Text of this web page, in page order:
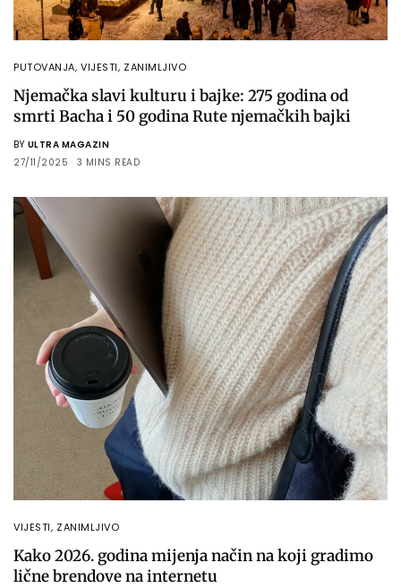
PUTOVANJA,VIJESTI, ZANIMLJIVO
Njemačka slavi kulturu i bajke: 275 godina od
smrti Bacha i 50 godina Rute njemačkih bajki
BY ULTRA MAGAZIN
27/11/2025
3 MINS READ
VIJESTI, ZANIMLJIVO
Kako 2026. godina mijenja način na koji gradimo
lične brendove na internetu